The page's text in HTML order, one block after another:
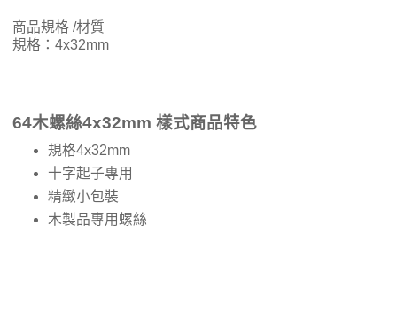
商品規格 /材質
規格：4x32mm
64木螺絲4x32mm 樣式商品特色
規格4x32mm
十字起子專用
精緻小包裝
木製品專用螺絲